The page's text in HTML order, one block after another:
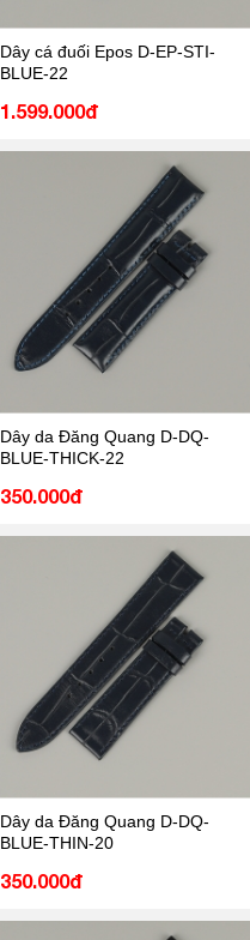
Dây cá đuối Epos D-EP-STI-
BLUE-22
1.599.000đ
Dây da Đăng Quang D-DQ-
BLUE-THICK-22
350.000đ
Dây da Đăng Quang D-DQ-
BLUE-THIN-20
350.000đ